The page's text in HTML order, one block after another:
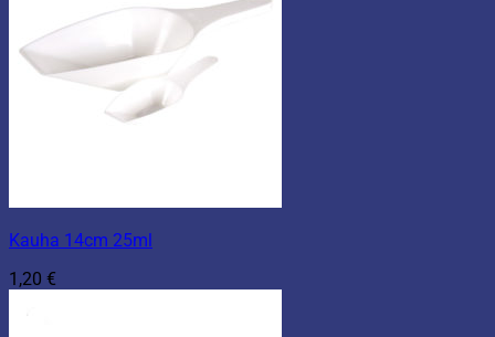
Kauha 14cm 25ml
1,20 €